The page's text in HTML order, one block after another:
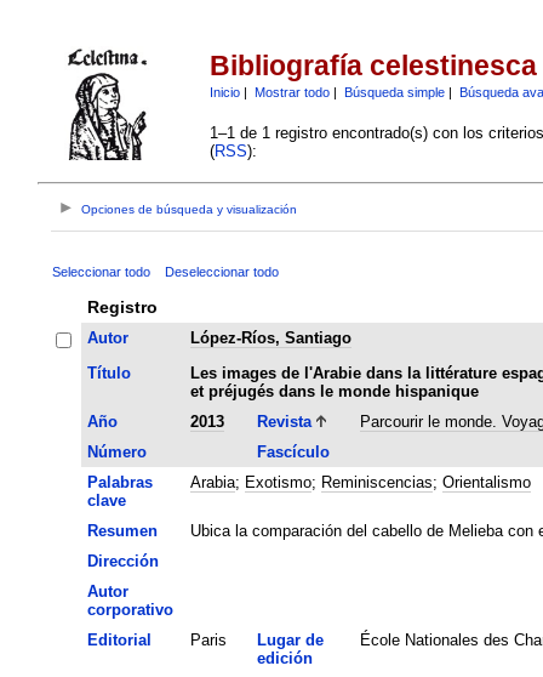
Bibliografía celestinesca
Inicio| Mostrar todo| Búsqueda simple| Búsqueda
1–1 de 1 registro encontrado(s) con los
(RSS):
Opciones de búsqueda y visualización
Seleccionar todo Deseleccionar todo
Registro
Autor
López-Ríos, Santiago
Título
Les images de l'Arabie dans la littérature
et préjugés dans le monde hispanique
Año
2013 Revista
Parcourir le monde.
Número
Fascículo
Palabras
clave
Arabia; Exotismo; Reminiscencias; Orientalismo
Resumen
Ubica la comparación del cabello de Melieba con
Dirección
Autor
corporativo
Editorial
Paris
Lugar de
edición
École Nationales des